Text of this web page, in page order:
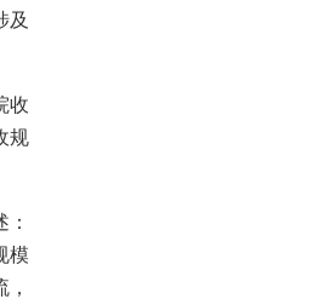
及
收
规
模